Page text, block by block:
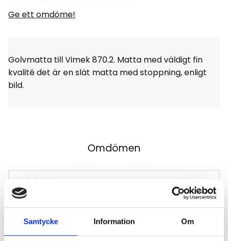
Samtycke Information Om
Ge ett omdöme!
Golvmatta till Vimek 870.2. Matta med väldigt fin
kvalité det är en slät matta med stoppning, enligt
bild.
Omdömen
Klicka på en stjärna för att sätta ditt betyg